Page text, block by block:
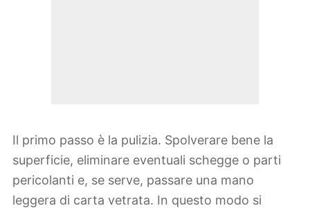
Il primo passo è la pulizia. Spolverare bene la
superficie, eliminare eventuali schegge o parti
pericolanti e, se serve, passare una mano
leggera di carta vetrata. In questo modo si